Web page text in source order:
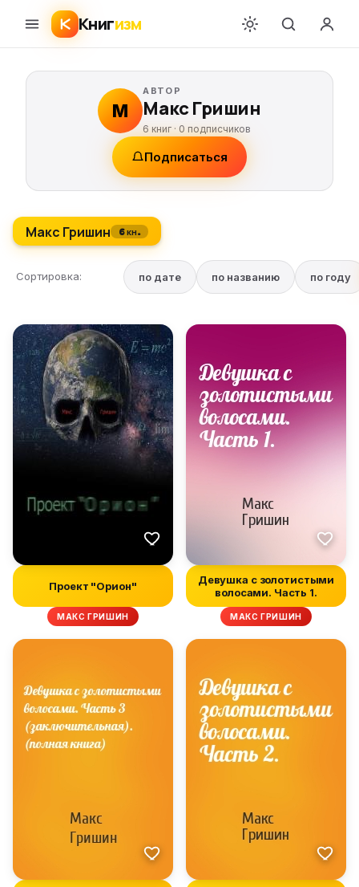
Книгизм
М
АВТОР
Макс Гришин
6 книг ·0 подписчиков
Подписаться
Макс Гришин 6 кн.
Сортировка: по дате по названию по году
Проект "Орион"
МАКС ГРИШИН
Девушка с золотистыми
волосами. Часть 1.
МАКС ГРИШИН